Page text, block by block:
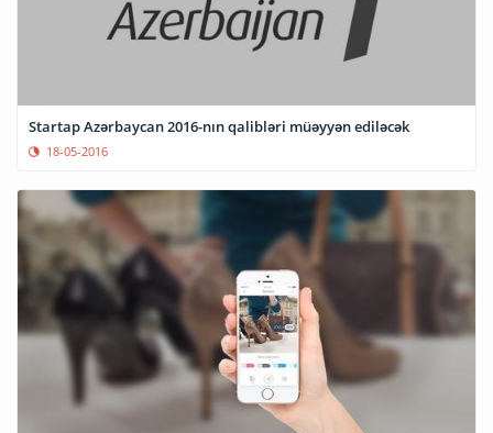
Startap Azərbaycan 2016-nın qalibləri müəyyən ediləcək
18-05-2016